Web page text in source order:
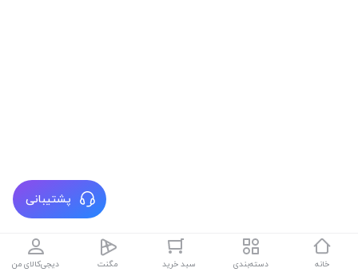
پشتیبانی
خانه دسته‌بندی سبد خرید مگنت دیجی‌کالای من